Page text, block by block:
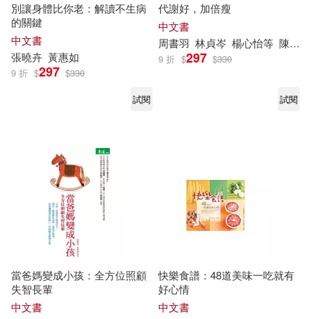
別讓身體比你老：解讀不生病
的關鍵
中文書
張曉卉 黃惠如
9 折 $297 $330
試閱
代謝好，加倍瘦
中文書
周書羽 林貞岑 楊心怡等 陳德信
9 折 $297 $330
試閱
當爸媽變成小孩：全方位照顧
失智長輩
中文書
快樂食譜：48道美味一吃就有
好心情
中文書